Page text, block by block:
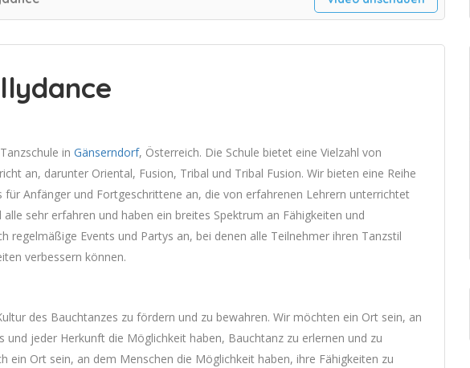
in Gänserndorf, Österreich. Die Schule bietet eine Vielzahl von
an, darunter Oriental, Fusion, Tribal und Tribal Fusion. Wir bieten eine Reihe
für Anfänger und Fortgeschrittene an, die von erfahrenen Lehrern unterrichtet
sehr erfahren und haben ein breites Spektrum an Fähigkeiten und
regelmäßige Events und Partys an, bei denen alle Teilnehmer ihren Tanzstil
verbessern können.
des Bauchtanzes zu fördern und zu bewahren. Wir möchten ein Ort sein, an
und jeder Herkunft die Möglichkeit haben, Bauchtanz zu erlernen und zu
ein Ort sein, an dem Menschen die Möglichkeit haben, ihre Fähigkeiten zu